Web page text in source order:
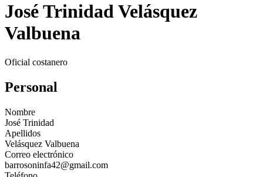
José Trinidad Velásquez
Valbuena
Oficial costanero
Personal
Nombre
José Trinidad
Apellidos
Velásquez Valbuena
Correo electrónico
barrosoninfa42@gmail.com